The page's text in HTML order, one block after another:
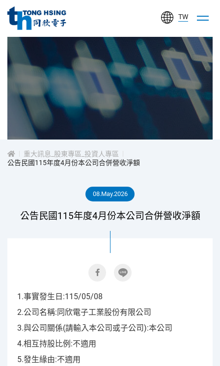
同
欣
電
子
工
份
有
限
TW
投
人
專
區
重大訊息_股東專區_投資人專區
公告民國115年度4月份本公司合併營收淨額
08.May.2026
公告民國115年度4月份本公司合併營收淨額
1.事實發生日:115/05/08
2.公司名稱:同欣電子工業股份有限公司
3.與公司關係(請輸入本公司或子公司):本公司
4.相互持股比例:不適用
5.發生緣由:不適用